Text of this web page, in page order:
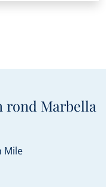
rond Marbella
Mile